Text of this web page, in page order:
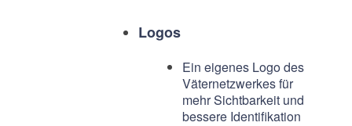
Logos
Ein eigenes Logo des
Väternetzwerkes für
mehr Sichtbarkeit und
bessere Identifikation